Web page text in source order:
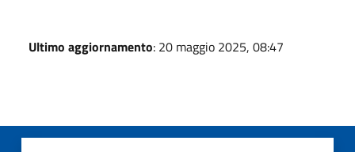
Ultimo aggiornamento: 20 maggio 2025, 08:47